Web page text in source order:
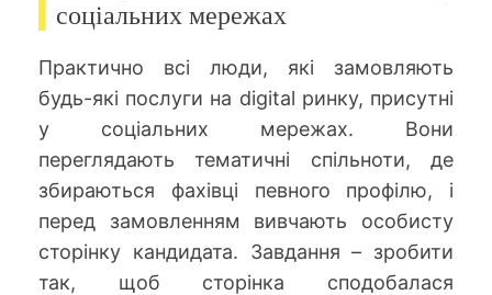
соціальних мережах
Практично всі люди, які замовляють
будь-які послуги на digital ринку, присутні
у соціальних мережах. Вони
переглядають тематичні спільноти, де
збираються фахівці певного профілю, і
перед замовленням вивчають особисту
сторінку кандидата. Завдання – зробити
так, щоб сторінка сподобалася